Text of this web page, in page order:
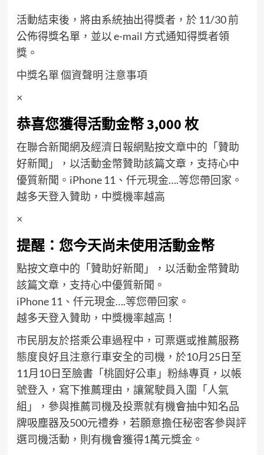
活動結束後，將由系統抽出得獎者，於 11/30 前
公佈得獎名單，並以 e-mail 方式通知得獎者領
獎。
中獎名單個資聲明 注意事項
×
恭喜您獲得活動金幣 3,000 枚
在聯合新聞網及經濟日報網點按文章中的「贊助
好新聞」，以活動金幣贊助該篇文章，支持心中
優質新聞。iPhone 11、仟元現金….等您帶回家。
越多天登入贊助，中獎機率越高
×
提醒：您今天尚未使用活動金幣
點按文章中的「贊助好新聞」，以活動金幣贊助
該篇文章，支持心中優質新聞。
iPhone 11、仟元現金….等您帶回家。
越多天登入贊助，中獎機率越高！
市民朋友於搭乘公車過程中，可票選或推薦服務
態度良好且注意行車安全的司機，於10月25日至
11月10日至臉書「桃園好公車 」粉絲專頁，以帳
號登入，寫下推薦理由，讓駕駛員入圍「人氣
組」，參與推薦司機及投票就有機會抽中知名品
牌吸塵器及500元禮券，若願意擔任秘密客參與評
選司機活動，則有機會獲得1萬元獎金。